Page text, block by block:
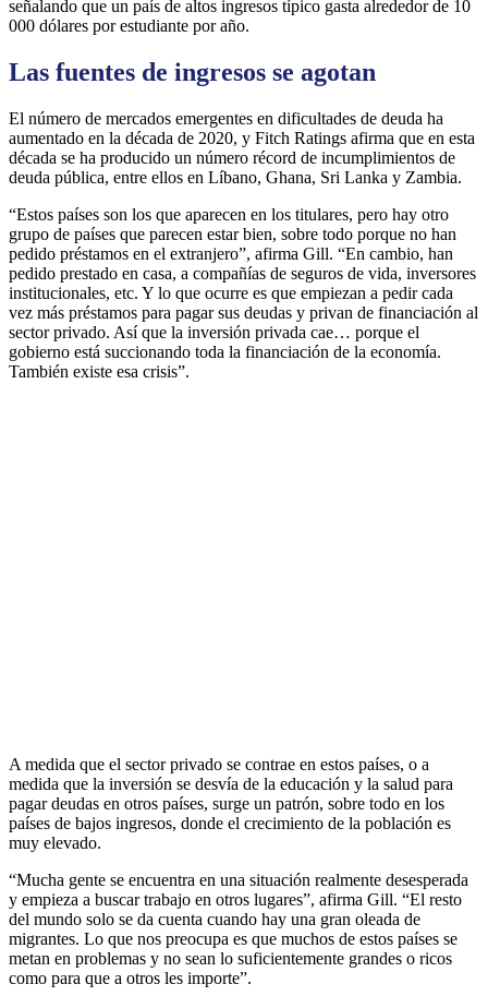
señalando que un país de altos ingresos típico gasta alrededor de 10
000 dólares por estudiante por año.
Las fuentes de ingresos se agotan
El número de mercados emergentes en dificultades de deuda ha
aumentado en la década de 2020, y Fitch Ratings afirma que en esta
década se ha producido un número récord de incumplimientos de
deuda pública, entre ellos en Líbano, Ghana, Sri Lanka y Zambia.
“Estos países son los que aparecen en los titulares, pero hay otro
grupo de países que parecen estar bien, sobre todo porque no han
pedido préstamos en el extranjero”, afirma Gill. “En cambio, han
pedido prestado en casa, a compañías de seguros de vida, inversores
institucionales, etc. Y lo que ocurre es que empiezan a pedir cada
vez más préstamos para pagar sus deudas y privan de financiación al
sector privado. Así que la inversión privada cae… porque el
gobierno está succionando toda la financiación de la economía.
También existe esa crisis”.
A medida que el sector privado se contrae en estos países, o a
medida que la inversión se desvía de la educación y la salud para
pagar deudas en otros países, surge un patrón, sobre todo en los
países de bajos ingresos, donde el crecimiento de la población es
muy elevado.
“Mucha gente se encuentra en una situación realmente desesperada
y empieza a buscar trabajo en otros lugares”, afirma Gill. “El resto
del mundo solo se da cuenta cuando hay una gran oleada de
migrantes. Lo que nos preocupa es que muchos de estos países se
metan en problemas y no sean lo suficientemente grandes o ricos
como para que a otros les importe”.